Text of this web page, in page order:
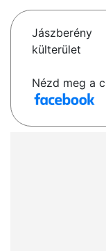
Jászberény
külterület
Nézd meg a